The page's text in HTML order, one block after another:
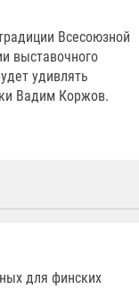
Всесоюзной
выставочного
удивлять
Вадим Коржов.
для финских